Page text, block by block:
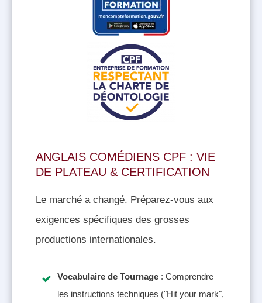
ANGLAIS COMÉDIENS CPF : VIE
DE PLATEAU & CERTIFICATION
Le marché a changé. Préparez-vous aux
exigences spécifiques des grosses
productions internationales.
Vocabulaire de Tournage : Comprendre
les instructions techniques ("Hit your mark",